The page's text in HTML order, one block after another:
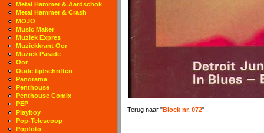
Terug naar "Block nr. 072"
Metal Hammer & Aardschok
Metal Hammer & Crash
MOJO
Music Maker
Muziek Expres
Muziekkrant Oor
Muziek Parade
Oor
Oude tijdschriften
Panorama
Penthouse
Penthouse Comix
PEP
Playboy
Pop-Telescoop
Popfoto